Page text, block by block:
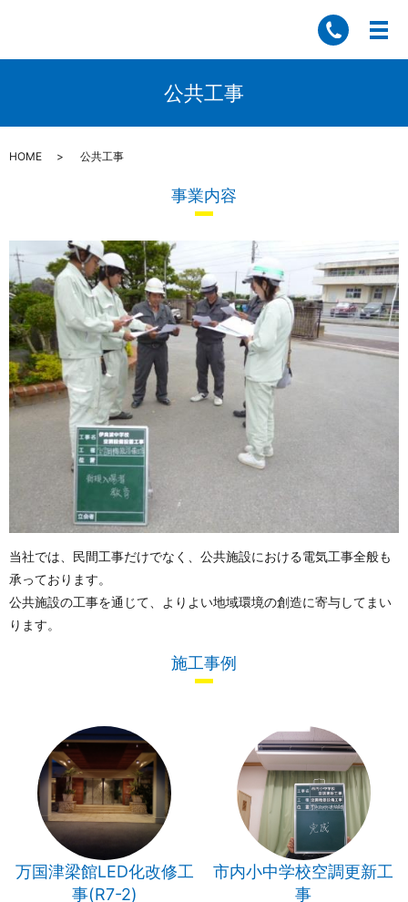
公共工事
HOME 公共工事
事業内容
当社では、民間工事だけでなく、公共施設における電気工事全般も
承っております。
公共施設の工事を通じて、よりよい地域環境の創造に寄与してまい
ります。
施工事例
万国津梁館LED化改修工
事(R7-2)
市内小中学校空調更新工
事